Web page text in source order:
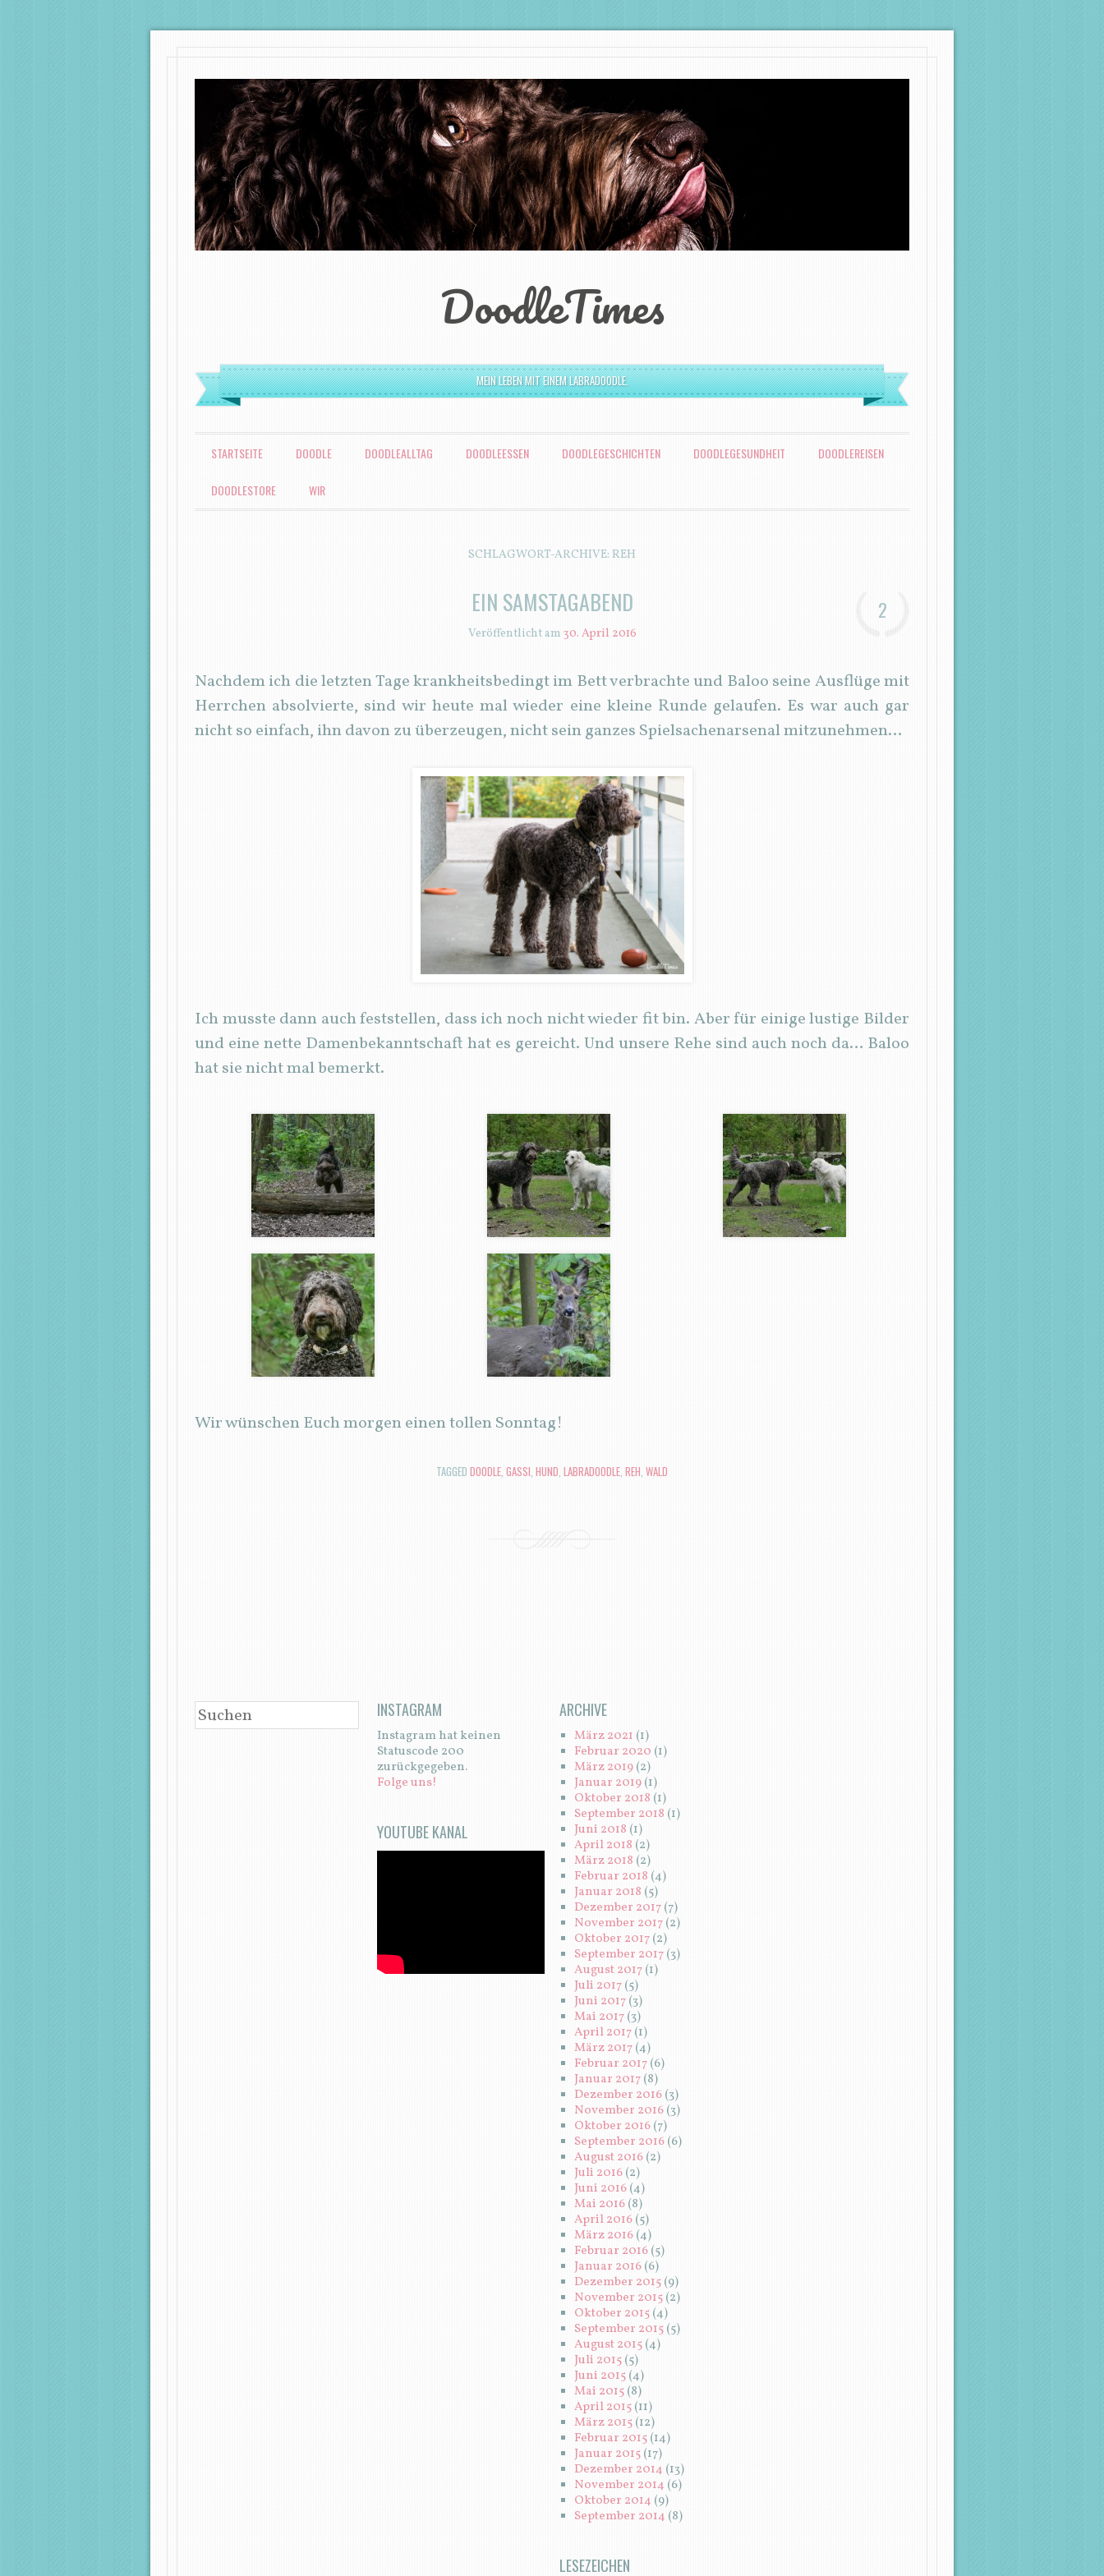
DoodleTimes
MEIN LEBEN MIT EINEM LABRADOODLE.
MENÜ
ZUM INHALT SPRINGEN
STARTSEITE DOODLE DOODLEALLTAG DOODLEESSEN DOODLEGESCHICHTEN DOODLEGESUNDHEIT DOODLEREISEN
DOODLESTORE WIR
SCHLAGWORT-ARCHIVE: REH
EIN SAMSTAGABEND
Veröffentlicht am 30. April 2016
2
Nachdem ich die letzten Tage krankheitsbedingt im Bett verbrachte und Baloo seine Ausflüge mit
Herrchen absolvierte, sind wir heute mal wieder eine kleine Runde gelaufen. Es war auch gar
nicht so einfach, ihn davon zu überzeugen, nicht sein ganzes Spielsachenarsenal mitzunehmen…
Ich musste dann auch feststellen, dass ich noch nicht wieder fit bin. Aber für einige lustige Bilder
und eine nette Damenbekanntschaft hat es gereicht. Und unsere Rehe sind auch noch da… Baloo
hat sie nicht mal bemerkt.
Wir wünschen Euch morgen einen tollen Sonntag!
TAGGED DOODLE, GASSI, HUND, LABRADOODLE, REH, WALD
SUCHEN INSTAGRAM
Instagram hat keinen
Statuscode 200
zurückgegeben.
Folge uns!
YOUTUBE KANAL
ARCHIVE
März 2021 (1)
Februar 2020 (1)
März 2019(2)
Januar 2019(1)
Oktober 2018 (1)
September 2018 (1)
Juni 2018 (1)
April 2018 (2)
März 2018 (2)
Februar 2018 (4)
Januar 2018 (5)
Dezember 2017(7)
November 2017(2)
Oktober 2017(2)
September 2017(3)
August 2017(1)
Juli 2017(5)
Juni 2017(3)
Mai 2017(3)
April 2017(1)
März 2017(4)
Februar 2017(6)
Januar 2017(8)
Dezember 2016(3)
November 2016(3)
Oktober 2016(7)
September 2016(6)
August 2016(2)
Juli 2016(2)
Juni 2016(4)
Mai 2016(8)
April 2016(5)
März 2016(4)
Februar 2016(5)
Januar 2016(6)
Dezember 2015(9)
November 2015(2)
Oktober 2015(4)
September 2015(5)
August 2015(4)
Juli 2015(5)
Juni 2015(4)
Mai 2015(8)
April 2015(11)
März 2015(12)
Februar 2015(14)
Januar 2015(17)
Dezember 2014 (13)
November 2014 (6)
Oktober 2014 (9)
September 2014 (8)
LESEZEICHEN